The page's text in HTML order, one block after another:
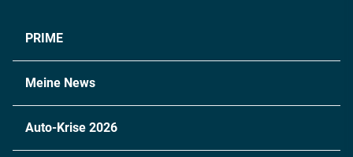
PRIME
Meine News
Auto-Krise 2026